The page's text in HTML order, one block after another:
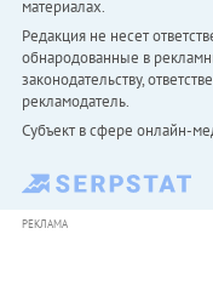
материалах.
Редакция не несет
обнародованные в
законодательству,
рекламодатель.
Субъект в сфере онлайн-
РЕКЛАМА